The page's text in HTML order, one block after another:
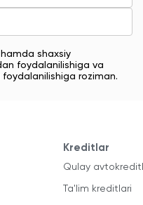
shaxsiy
foydalanilishiga va
roziman.
Kreditlar
Qulay
Ta'lim kreditlari